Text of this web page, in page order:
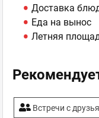
Доставка
Еда на вынос
Летняя
Встречи с